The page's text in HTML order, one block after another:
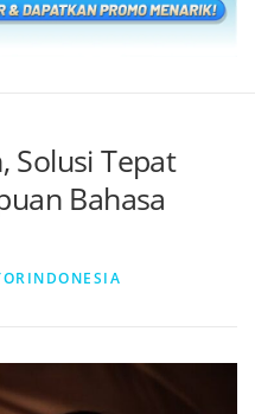
Solusi Tepat
Bahasa